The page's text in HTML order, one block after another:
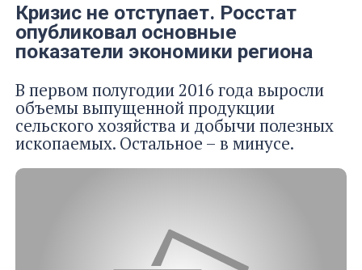
Кризис не отступает. Росстат
опубликовал основные
показатели экономики региона
В первом полугодии 2016 года выросли
объемы выпущенной продукции
сельского хозяйства и добычи полезных
ископаемых. Остальное – в минусе.